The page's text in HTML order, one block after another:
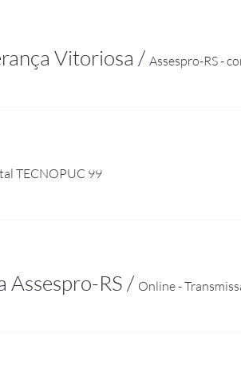
Vitoriosa /Assespro-RS -
TECNOPUC 99
Assespro-RS / Online -